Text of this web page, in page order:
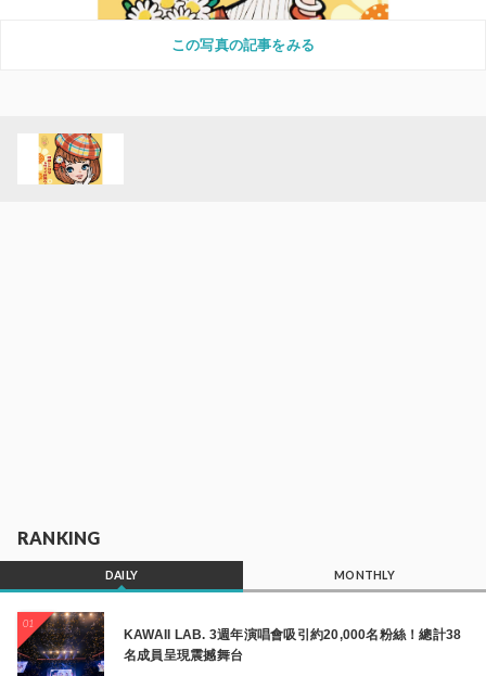
この写真の記事をみる
RANKING
DAILY MONTHLY
01
KAWAII LAB. 3週年演唱會吸引約20,000名粉絲！總計38
名成員呈現震撼舞台